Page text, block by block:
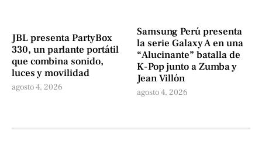
JBL presenta PartyBox
330, un parlante portátil
que combina sonido,
luces y movilidad
agosto 4, 2026
Samsung Perú presenta
la serie Galaxy A en una
“Alucinante” batalla de
K-Pop junto a Zumba y
Jean Villón
agosto 4, 2026